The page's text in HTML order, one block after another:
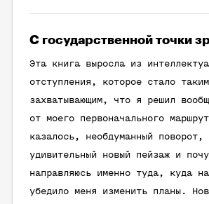
C государственной точки
Эта книга выросла из
отступления, которое стало таким
захватывающим, что я решил
от моего первоначального
казалось, необдуманный поворот,
удивительный новый пейзаж и
направляюсь именно туда, куда
убедило меня изменить планы.